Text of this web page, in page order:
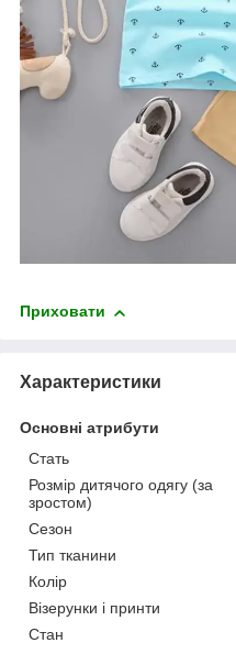
Приховати
Характеристики
Основні атрибути
Стать
Розмір дитячого одягу (за
зростом)
Сезон
Тип тканини
Колір
Візерунки і принти
Стан